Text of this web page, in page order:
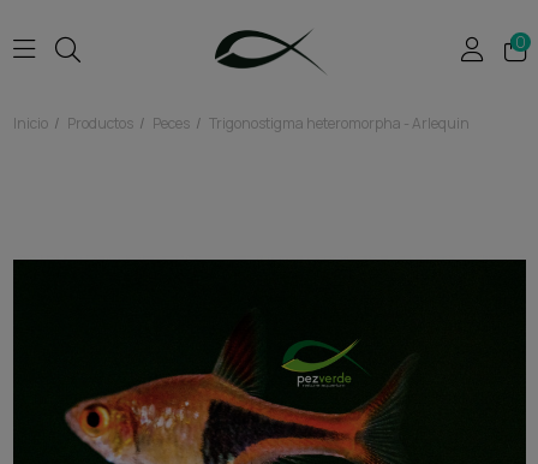
0
Inicio Productos Peces Trigonostigma heteromorpha - Arlequin